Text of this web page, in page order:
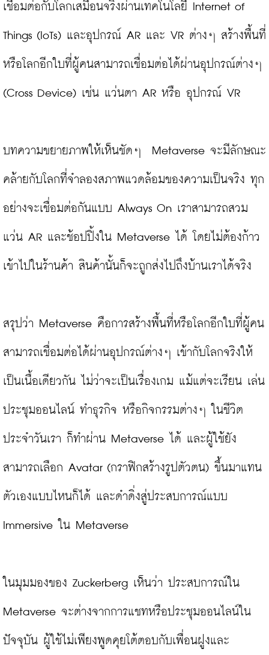
เชื่อมต่อกับโลกเสมือนจริงผ่านเทคโนโลยี Internet of
Things (IoTs) และอุปกรณ์ AR และ VR ต่างๆ สร้างพื้นที่
หรือโลกอีกใบที่ผู้คนสามารถเชื่อมต่อได้ผ่านอุปกรณ์ต่างๆ
(Cross Device) เช่น แว่นตา AR หรือ อุปกรณ์ VR
บทความขยายภาพให้เห็นชัดๆ  Metaverse จะมีลักษณะ
คล้ายกับโลกที่จำลองสภาพแวดล้อมของความเป็นจริง ทุก
อย่างจะเชื่อมต่อกันแบบ Always On เราสามารถสวม
แว่น AR และช้อปปิ้งใน Metaverse ได้ โดยไม่ต้องก้าว
เข้าไปในร้านค้า สินค้านั้นก็จะถูกส่งไปถึงบ้านเราได้จริง
สรุปว่า Metaverse คือการสร้างพื้นที่หรือโลกอีกใบที่ผู้คน
สามารถเชื่อมต่อได้ผ่านอุปกรณ์ต่างๆ เข้ากับโลกจริงให้
เป็นเนื้อเดียวกัน ไม่ว่าจะเป็นเรื่องเกม แม้แต่จะเรียน เล่น
ประชุมออนไลน์ ทำธุรกิจ หรือกิจกรรมต่างๆ ในชีวิต
ประจำวันเรา ก็ทำผ่าน Metaverse ได้ และผู้ใช้ยัง
สามารถเลือก Avatar (กราฟิกสร้างรูปตัวตน) ขึ้นมาแทน
ตัวเองแบบไหนก็ได้ และดำดิ่งสู่ประสบการณ์แบบ
Immersive ใน Metaverse
ในมุมมองของ Zuckerberg เห็นว่า ประสบการณ์ใน
Metaverse จะต่างจากการแชทหรือประชุมออนไลน์ใน
ปัจจุบัน ผู้ใช้ไม่เพียงพูดคุยโต้ตอบกับเพื่อนฝูงและ